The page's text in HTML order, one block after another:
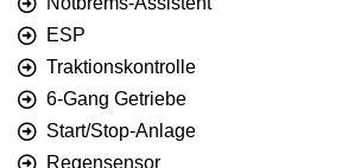
ESP
Traktionskontrolle
6-Gang Getriebe
Start/Stop-Anlage
Regensensor